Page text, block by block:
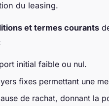
du leasing.
et termes courants
initial faible ou nul.
fixes permettant une
de rachat, donnant la